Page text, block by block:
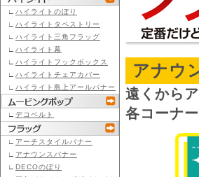
∟ ハイライトのぼり
∟ ハイライトタペストリー
∟ ハイライト三角フラッグ
∟ ハイライト幕
∟ ハイライトフックボックス
∟ ハイライトチェアカバー
∟ ハイライト島上アールバナー
∟ デコベルト
∟ アーチスタイルバナー
∟ アナウンスバナー
∟ DECOのぼり
アナウ
遠くから
各コーナ